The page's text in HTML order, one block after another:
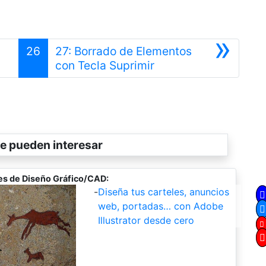
26 »
27: Borrado de Elementos
con Tecla SuprimirSiguiente
pueden interesar
de Diseño Gráfico/CAD:
-Diseña tus carteles, anuncios
web, portadas… con Adobe
Illustrator desde cero